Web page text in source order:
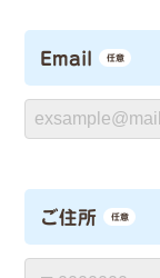
Email 任意
ご住所 任意